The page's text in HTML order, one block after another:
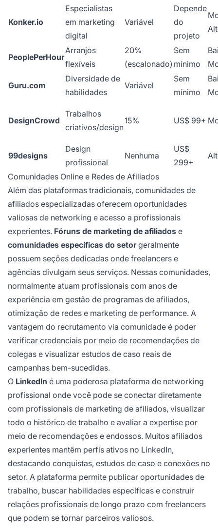
Konker.io
Especialistas
em marketing
digital
Variável
Depende
do
projeto
PeoplePerHour
Arranjos
flexíveis
20%
(escalonado)
Sem
mínimo
Guru.com
Diversidade de
habilidades
Variável
Sem
mínimo
DesignCrowd
Trabalhos
criativos/design
15% US$ 99+
99designs
Design
profissional
Nenhuma
US$
299+
Comunidades Online e Redes de Afiliados
Além das plataformas tradicionais, comunidades de
afiliados especializadas oferecem oportunidades
valiosas de networking e acesso a profissionais
experientes. Fóruns de marketing de afiliados e
comunidades específicas do setorgeralmente
possuem seções dedicadas onde freelancers e
agências divulgam seus serviços. Nessas comunidades,
normalmente atuam profissionais com anos de
experiência em gestão de programas de afiliados,
otimização de redes e marketing de performance. A
vantagem do recrutamento via comunidade é poder
verificar credenciais por meio de recomendações de
colegas e visualizar estudos de caso reais de
campanhas bem-sucedidas.
O LinkedIn é uma poderosa plataforma de networking
profissional onde você pode se conectar diretamente
com profissionais de marketing de afiliados, visualizar
todo o histórico de trabalho e avaliar a expertise por
meio de recomendações e endossos. Muitos afiliados
experientes mantêm perfis ativos no LinkedIn,
destacando conquistas, estudos de caso e conexões no
setor. A plataforma permite publicar oportunidades de
trabalho, buscar habilidades específicas e construir
relações profissionais de longo prazo com freelancers
que podem se tornar parceiros valiosos.